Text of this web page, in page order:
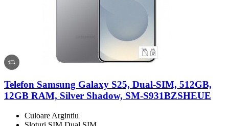
Telefon Samsung Galaxy S25, Dual-SIM, 512GB,
12GB RAM, Silver Shadow, SM-S931BZSHEUE
Culoare Argintiu